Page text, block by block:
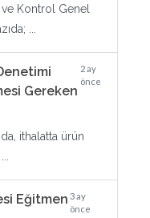
ve Kontrol Genel
...
Gereken
2 ay
önce
ithalatta ürün
Eğitmen 3 ay
önce